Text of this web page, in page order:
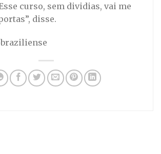
curso, sem dividias, vai me
disse.